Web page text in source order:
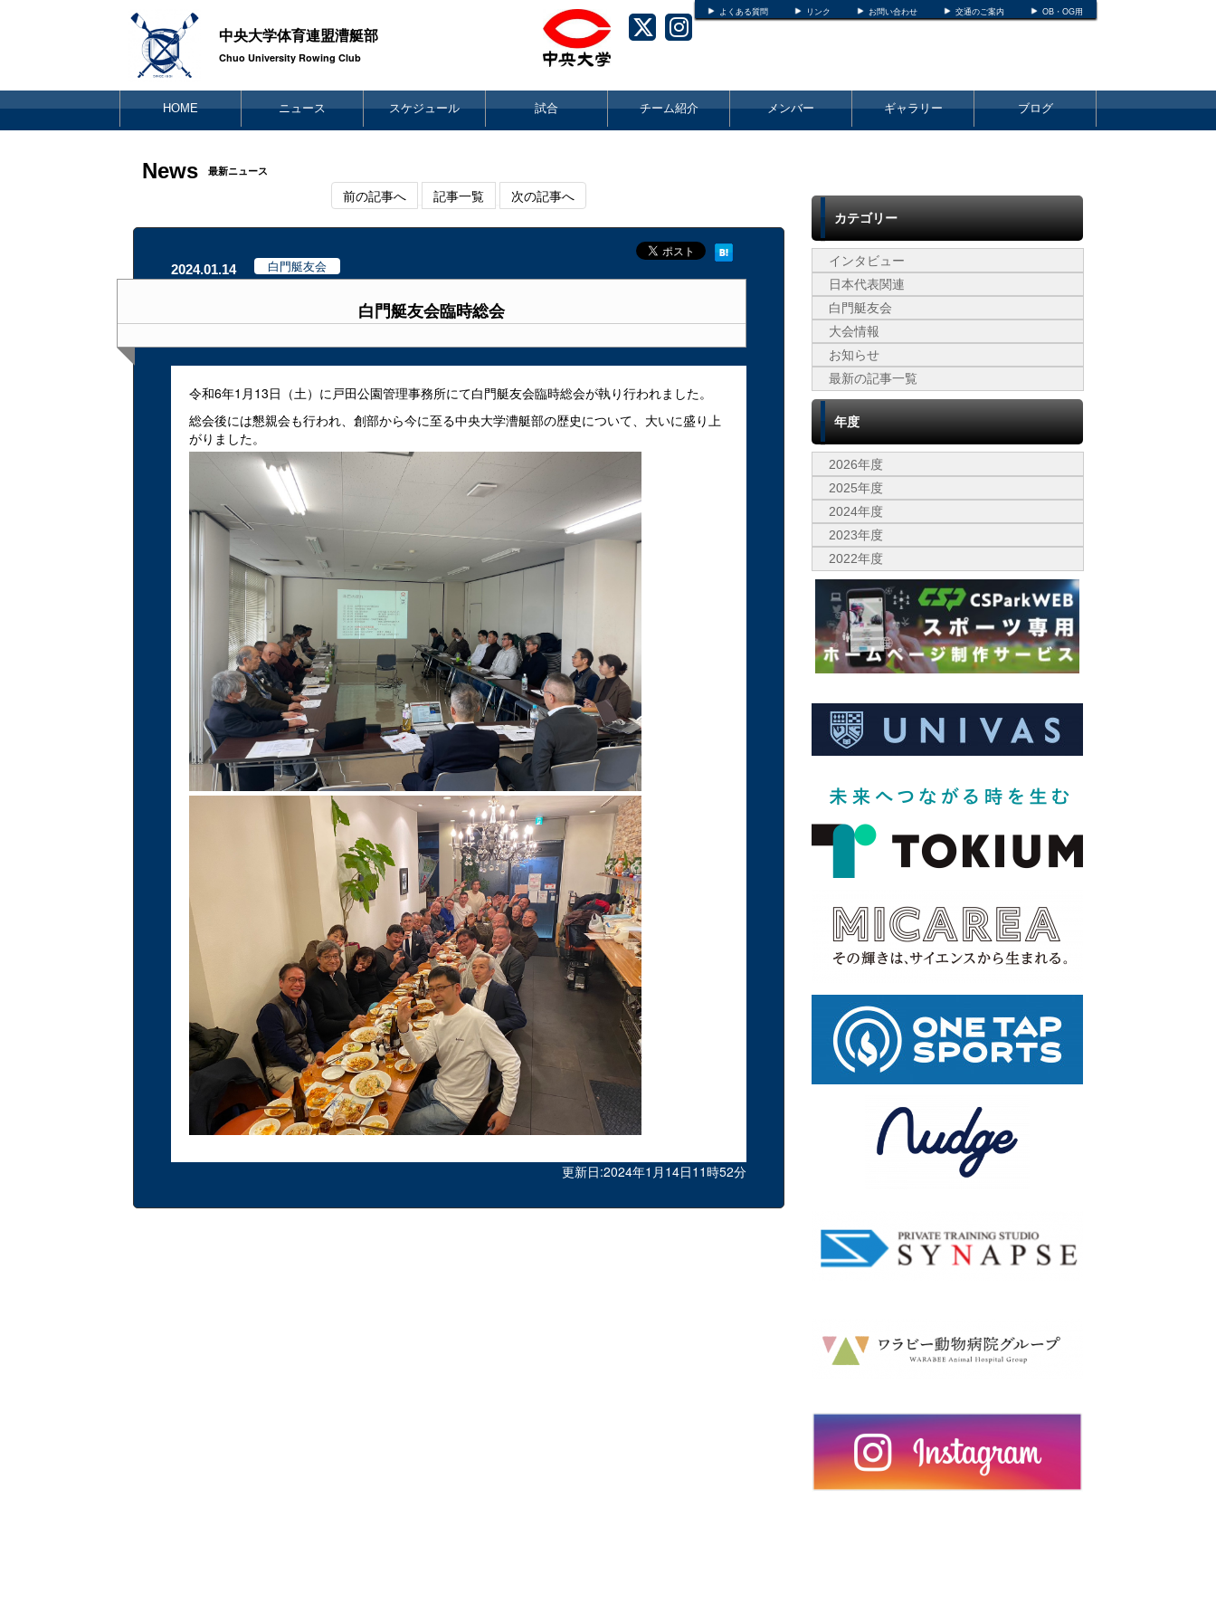
よくある質問 リンク お問い合わせ 交通のご案内 OB・OG用
中央大学体育連盟漕艇部
Chuo University Rowing Club
HOME ニュース スケジュール 試合 チーム紹介 メンバー ギャラリー ブログ
News 最新ニュース
前の記事へ 記事一覧 次の記事へ
2024.01.14 白門艇友会
白門艇友会臨時総会
令和6年1月13日（土）に戸田公園管理事務所にて白門艇友会臨時総会が執り行われました。
総会後には懇親会も行われ、創部から今に至る中央大学漕艇部の歴史について、大いに盛り上
がりました。
更新日:2024年1月14日11時52分
カテゴリー
インタビュー
日本代表関連
白門艇友会
大会情報
お知らせ
最新の記事一覧
年度
2026年度
2025年度
2024年度
2023年度
2022年度